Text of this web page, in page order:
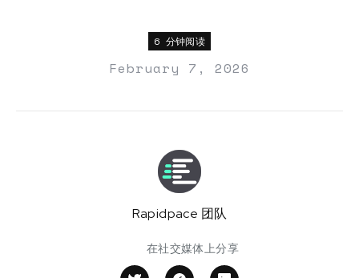
6 分钟阅读
February 7, 2026
Rapidpace 团队
在社交媒体上分享